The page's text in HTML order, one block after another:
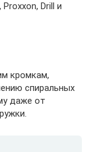
Drill и
кромкам,
спиральных
даже от